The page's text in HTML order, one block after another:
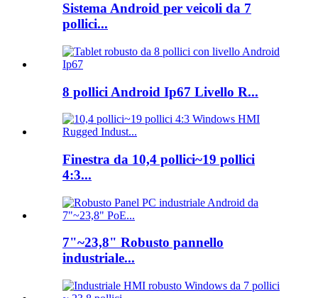
Sistema Android per veicoli da 7
pollici...
8 pollici Android Ip67 Livello R...
Finestra da 10,4 pollici~19 pollici
4:3...
7"~23,8" Robusto pannello
industriale...